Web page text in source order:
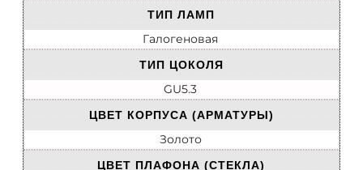
ТИП ЛАМП
Галогеновая
ТИП ЦОКОЛЯ
GU5.3
ЦВЕТ КОРПУСА (АРМАТУРЫ)
Золото
ЦВЕТ ПЛАФОНА (СТЕКЛА)